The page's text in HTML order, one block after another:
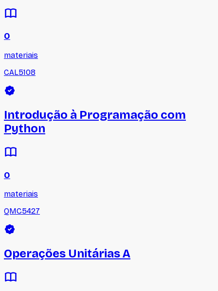
0
materiais
CAL5108
Introdução à Programação com
Python
0
materiais
QMC5427
Operações Unitárias A